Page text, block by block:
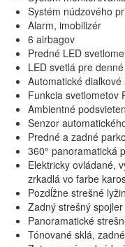
Systém núdzového
Alarm, imobilizér
6 airbagov
Predné LED
LED svetlá pre
Automatické diaľkové
Funkcia svetlometov
Ambientné
Senzor
Predné a zadné
360° panoramatická
Elektricky ovládané,
zrkadlá vo farbe
Pozdĺžne strešné
Zadný strešný spojler
Panoramatické
Tónované sklá,